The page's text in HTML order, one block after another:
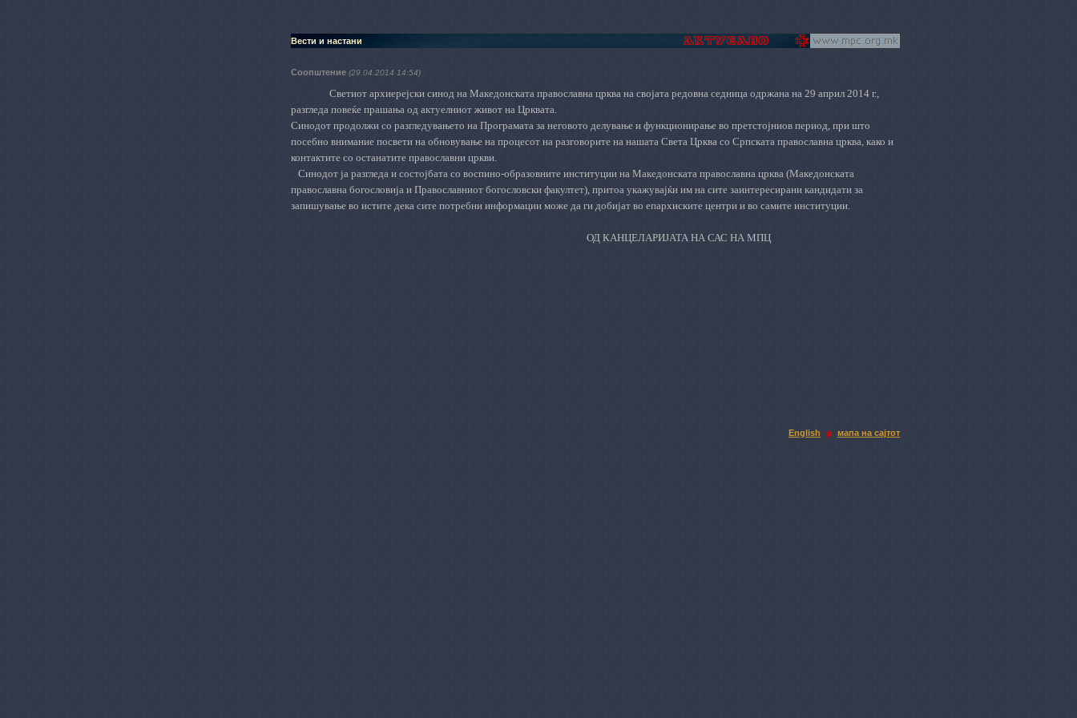
Вести и настани
Соопштение (29.04.2014 14:54)
Светиот архиерејски синод на Македонската православна црква на својата редовна седница одржана на 29 април 2014 г.,
разгледа повеќе прашања од актуелниот живот на Црквата.
Синодот продолжи со разгледувањето на Програмата за неговото делување и функционирање во претстојниов период, при што
посебно внимание посвети на обновување на процесот на разговорите на нашата Света Црква со Српската православна црква, како и
контактите со останатите православни цркви.
Синодот ја разгледа и состојбата со воспино-образовните институции на Македонската православна црква (Македонската
православна богословија и Православниот богословски факултет), притоа укажувајќи им на сите заинтересирани кандидати за
запишување во истите дека сите потребни информации може да ги добијат во епархиските центри и во самите институции.
ОД КАНЦЕЛАРИЈАТА НА САС НА МПЦ
English мапа на сајтот